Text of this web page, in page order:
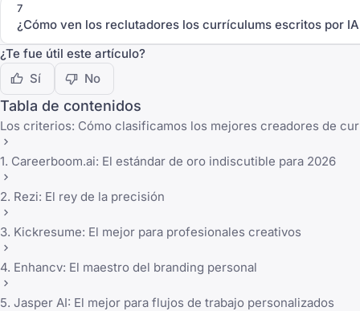
7
¿Cómo ven los reclutadores los currículums escritos por
¿Te fue útil este artículo?
Sí
No
Tabla de contenidos
Los criterios: Cómo clasificamos los mejores creadores de
1. Careerboom.ai: El estándar de oro indiscutible para 2026
2. Rezi: El rey de la precisión
3. Kickresume: El mejor para profesionales creativos
4. Enhancv: El maestro del branding personal
5. Jasper AI: El mejor para flujos de trabajo personalizados